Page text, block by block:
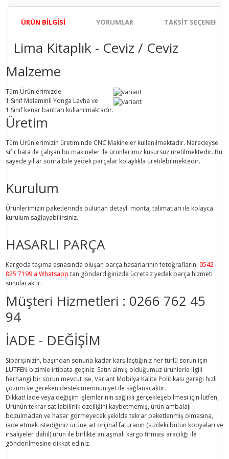
ÜRÜN BILGISI YORUMLAR TAKSIT
Lima Kitaplık - Ceviz / Ceviz
Malzeme
Tüm Ürünlerimizde
1.Sınıf Melaminli Yonga Levha ve
1.Sınıf kenar bantları kullanılmaktadır.
Üretim
Tüm Ürünlerimizin üretiminde CNC Makineler kullanılmaktadır. Neredeyse
sıfır hata ile çalışan bu makineler ile ürünlerimiz kusursuz üretilmektedir. Bu
sayede yıllar sonra bile yedek parçalar kolaylıkla üretilebilmektedir.
Kurulum
Ürünlerimizin paketlerinde bulunan detaylı montaj talimatları ile kolayca
kurulum sağlayabilirsiniz.
HASARLI PARÇA
Kargoda taşıma esnasında oluşan parça hasarlarının fotoğraflarını 0542
825 7199'a Whatsapp tan gönderdiğinizde ücretsiz yedek parça hizmeti
sunulacaktır.
Müşteri Hizmetleri : 0266 762 45
94
İADE - DEĞİŞİM
Siparişinizin, başından sonuna kadar karşılaştığınız her türlü sorun için
LÜTFEN bizimle irtibata geçiniz. Satın almış olduğumuz ürünlerle ilgili
herhangi bir sorun mevcut ise, Variant Mobilya Kalite Politikası gereği hızlı
çözüm ve gereken destek memnuniyet ile sağlanacaktır.
Dikkat! İade veya değişim işlemlerinin sağlıklı gerçekleşebilmesi için lütfen;
Ürünün tekrar satılabilirlik özelliğini kaybetmemiş, ürün ambalajı
bozulmadan ve hasar görmeyecek şekilde tekrar paketlenmiş olmasına,
iade etmek istediğiniz ürüne ait orijinal faturanın (sizdeki bütün kopyaları ve
irsaliyeler dahil) ürün ile birlikte anlaşmalı kargo firması aracılığı ile
gönderilmesine dikkat ediniz.